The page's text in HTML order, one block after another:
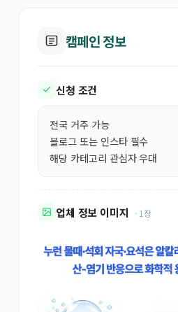
캠페인 정보
신청 조건
전국 거주 가능
블로그 또는 인스타 필수
해당 카테고리 관심자 우대
업체 정보 이미지 · 1장